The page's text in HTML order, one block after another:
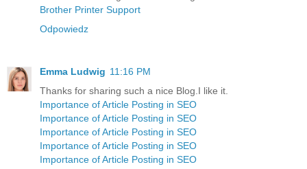
Brother Printer Support
Odpowiedz
Emma Ludwig 11:16 PM
Thanks for sharing such a nice Blog.I like it.
Importance of Article Posting in SEO
Importance of Article Posting in SEO
Importance of Article Posting in SEO
Importance of Article Posting in SEO
Importance of Article Posting in SEO